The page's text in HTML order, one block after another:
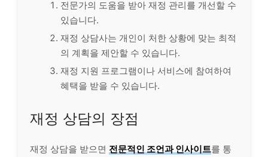
전문가의 도움을 받아 재정 관리를 개선할 수
있습니다.
재정 상담사는 개인이 처한 상황에 맞는 최적
의 계획을 제안할 수 있습니다.
재정 지원 프로그램이나 서비스에 참여하여
혜택을 받을 수 있습니다.
재정 상담의 장점
재정 상담을 받으면 전문적인 조언과 인사이트를 통